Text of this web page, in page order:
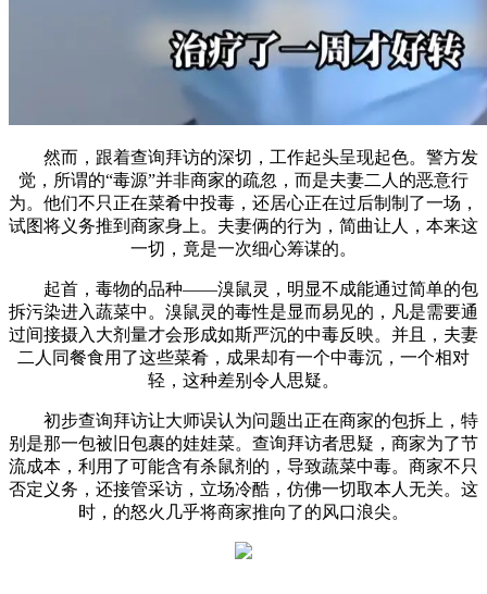
然而，跟着查询拜访的深切，工作起头呈现起色。警方发
觉，所谓的“毒源”并非商家的疏忽，而是夫妻二人的恶意行
为。他们不只正在菜肴中投毒，还居心正在过后制制了一场，
试图将义务推到商家身上。夫妻俩的行为，简曲让人，本来这
一切，竟是一次细心筹谋的。
起首，毒物的品种——溴鼠灵，明显不成能通过简单的包
拆污染进入蔬菜中。溴鼠灵的毒性是显而易见的，凡是需要通
过间接摄入大剂量才会形成如斯严沉的中毒反映。并且，夫妻
二人同餐食用了这些菜肴，成果却有一个中毒沉，一个相对
轻，这种差别令人思疑。
初步查询拜访让大师误认为问题出正在商家的包拆上，特
别是那一包被旧包裹的娃娃菜。查询拜访者思疑，商家为了节
流成本，利用了可能含有杀鼠剂的，导致蔬菜中毒。商家不只
否定义务，还接管采访，立场冷酷，仿佛一切取本人无关。这
时，的怒火几乎将商家推向了的风口浪尖。